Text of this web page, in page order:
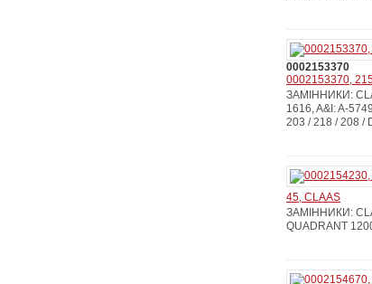
0002153370
0002153370,
ЗАМІННИКИ:
1616, A&I: A-
203 / 218 / 208 /
45, CLAAS
ЗАМІННИКИ:
QUADRANT